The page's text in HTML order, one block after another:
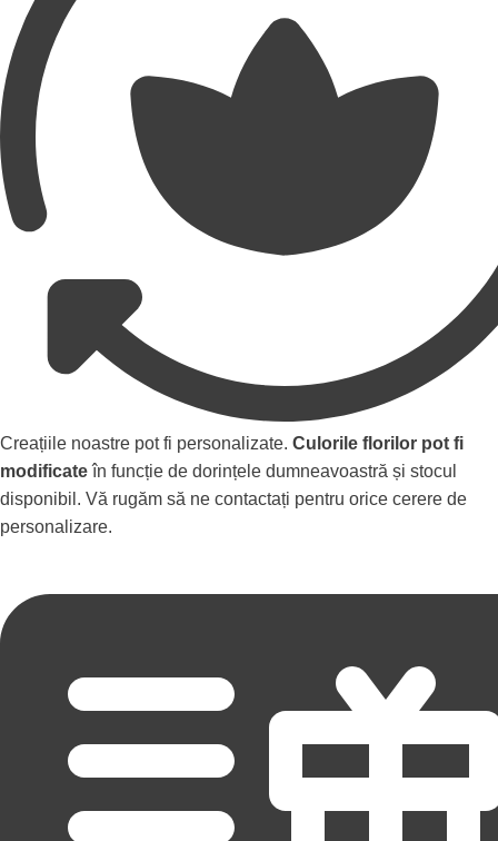
Creațiile noastre pot fi personalizate. Culorile florilor pot fi
modificateîn funcție de dorințele dumneavoastră și stocul
disponibil. Vă rugăm să ne contactați pentru orice cerere de
personalizare.